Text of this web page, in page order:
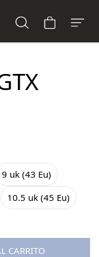
9 uk (43 Eu)
10.5 uk (45 Eu)
CARRITO